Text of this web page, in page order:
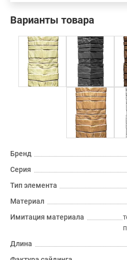
Варианты товара
Бренд
Серия
Тип элемента
Материал
Имитация материала
Длина